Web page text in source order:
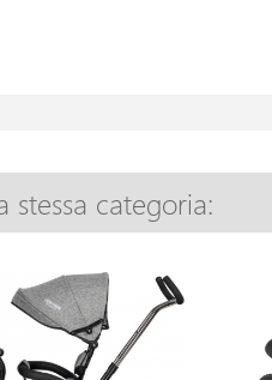
categoria: